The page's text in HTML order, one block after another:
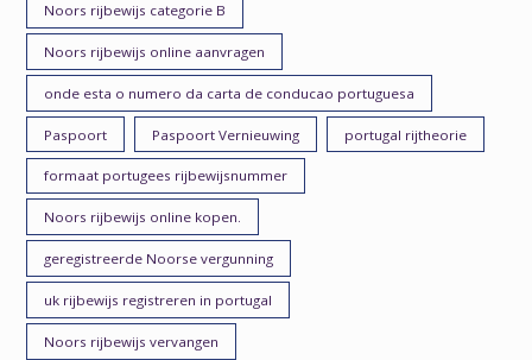
Noors rijbewijs categorie B
Noors rijbewijs online aanvragen
onde esta o numero da carta de conducao portuguesa
Paspoort Paspoort Vernieuwing portugal rijtheorie
formaat portugees rijbewijsnummer
Noors rijbewijs online kopen.
geregistreerde Noorse vergunning
uk rijbewijs registreren in portugal
Noors rijbewijs vervangen